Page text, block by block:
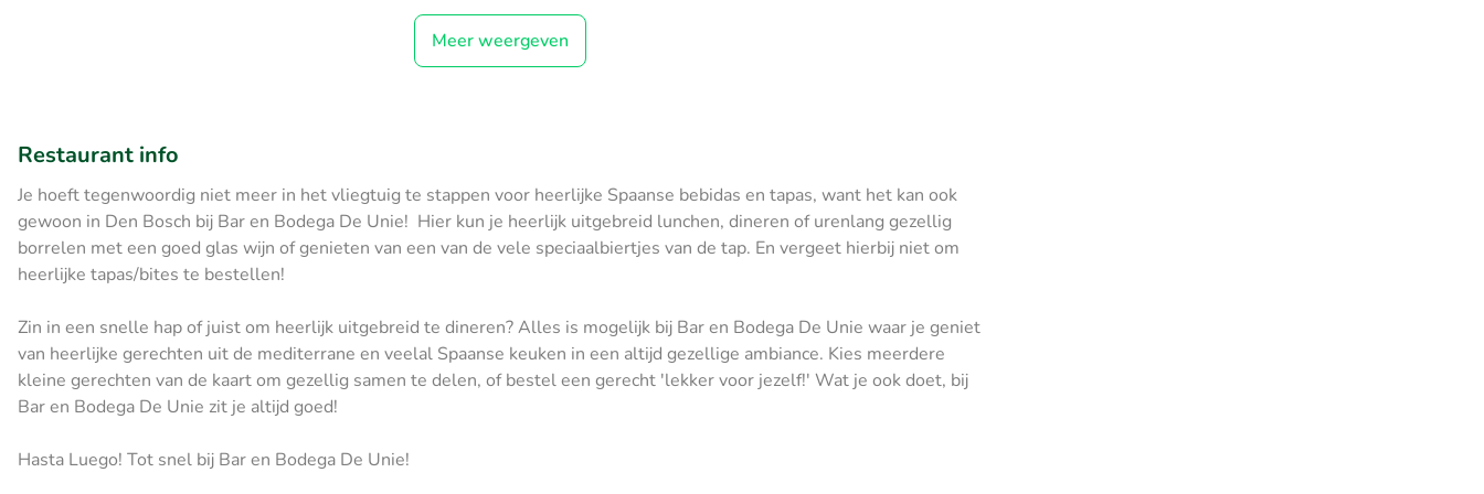
Meer weergeven
Restaurant info
Je hoeft tegenwoordig niet meer in het vliegtuig te stappen voor heerlijke Spaanse bebidas en tapas, want het kan ook
gewoon in Den Bosch bij Bar en Bodega De Unie! Hier kun je heerlijk uitgebreid lunchen, dineren of urenlang gezellig
borrelen met een goed glas wijn of genieten van een van de vele speciaalbiertjes van de tap. En vergeet hierbij niet om
heerlijke tapas/bites te bestellen!
Zin in een snelle hap of juist om heerlijk uitgebreid te dineren? Alles is mogelijk bij Bar en Bodega De Unie waar je geniet
van heerlijke gerechten uit de mediterrane en veelal Spaanse keuken in een altijd gezellige ambiance. Kies meerdere
kleine gerechten van de kaart om gezellig samen te delen, of bestel een gerecht 'lekker voor jezelf!' Wat je ook doet, bij
Bar en Bodega De Unie zit je altijd goed!
Hasta Luego! Tot snel bij Bar en Bodega De Unie!